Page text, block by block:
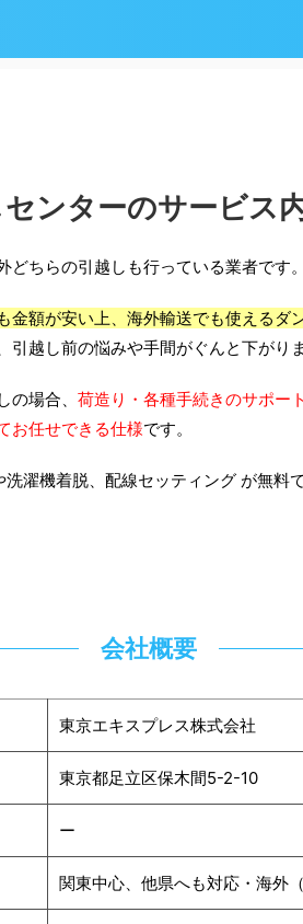
ンターのサービス
どちらの引越しも行っている業者です。
金額が安い上、海外輸送でも使えるダ
引越し前の悩みや手間がぐんと下がりま
の場合、 荷造り・各種手続きのサポー
お任せできる仕様です。
濯機着脱、配線セッティング が無料
会社概要
東京エキスプレス株式会社
東京都足立区保木間5-2-10
ー
関東中心、他県へも対応・海外